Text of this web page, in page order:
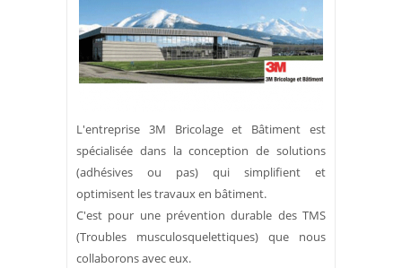
L'entreprise 3M Bricolage et Bâtiment est
spécialisée dans la conception de solutions
(adhésives ou pas) qui simplifient et
optimisent les travaux en bâtiment.
C'est pour une prévention durable des TMS
(Troubles musculosquelettiques) que nous
collaborons avec eux.